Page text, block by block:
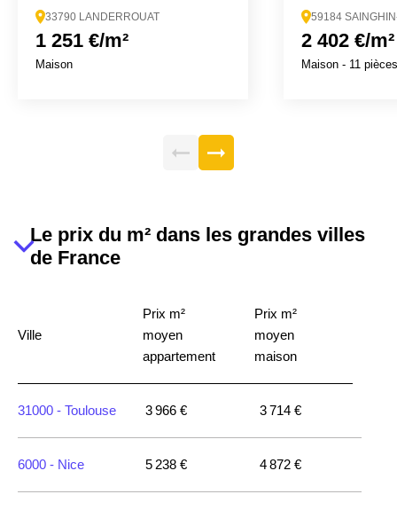
33790 LANDERROUAT
1 251 €/m²
Maison
59184
2 402 €/m²
Maison - 11 pièces
Le prix du m² dans les grandes villes
de France
Ville
Prix m²
moyen
appartement
Prix m²
moyen
maison
31000 - Toulouse 3 966 € 3 714 €
6000 - Nice 5 238 € 4 872 €